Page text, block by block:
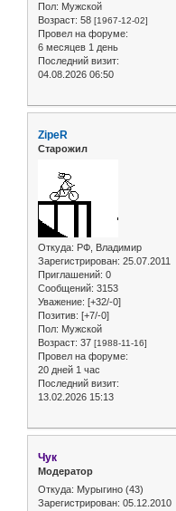
Пол: Мужской
Возраст: 58 [1967-12-02]
Провел на форуме:
6 месяцев 1 день
Последний визит:
04.08.2026 06:50
ZipeR
Старожил
Откуда: РФ, Владимир
Зарегистрирован: 25.07.2011
Приглашений: 0
Сообщений: 3153
Уважение: [+32/-0]
Позитив: [+7/-0]
Пол: Мужской
Возраст: 37 [1988-11-16]
Провел на форуме:
20 дней 1 час
Последний визит:
13.02.2026 15:13
Чук
Модератор
Откуда: Мурыгино (43)
Зарегистрирован: 05.12.2010